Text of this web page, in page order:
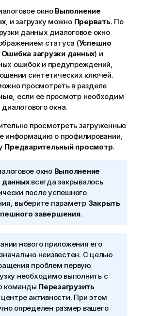
окно Выполнение
, и загрузку можно Прервать. По
данных диалоговое окно
статуса (Успешно
Ошибка загрузки данных) и
ошибок и предупреждений,
синтетических ключей.
просмотреть в разделе
, если ее просмотр необходим
окна.
просмотреть загруженные
информацию о профилировании,
Предварительный просмотр.
окно Выполнение
данныхвсегда закрывалось
после успешного
выберите параметр Закрыть
завершения.
нового приложения его
неизвестен. С целью
проблем первую
необходимо выполнить с
команды Перезагрузить
центре активности. При этом
определен размер вашего